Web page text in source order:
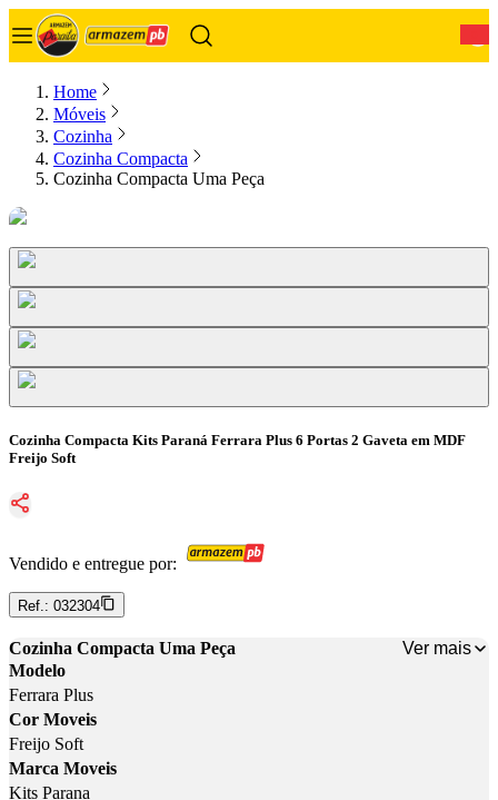
Home
Móveis
Cozinha
Cozinha Compacta
Cozinha Compacta Uma Peça
Cozinha Compacta Kits Paraná Ferrara Plus 6 Portas 2 Gaveta em MDF
Freijo Soft
Vendido e entregue por:
Ref.: 032304
Cozinha Compacta Uma Peça
Ver mais
Modelo
Ferrara Plus
Cor Moveis
Freijo Soft
Marca Moveis
Kits Parana